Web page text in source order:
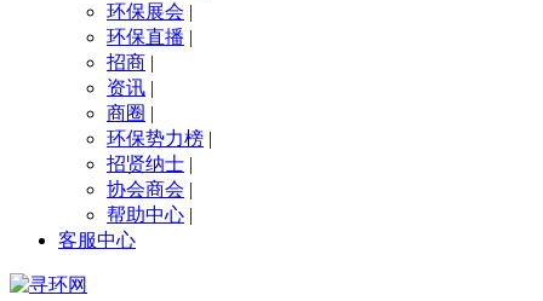
环保展会 |
环保直播 |
招商 |
资讯 |
商圈 |
环保势力榜 |
招贤纳士 |
协会商会 |
帮助中心 |
客服中心